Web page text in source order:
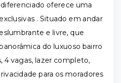
oferece uma
. Situado em andar
e livre, que
do luxuoso bairro
4 vagas, lazer completo,
para os moradores